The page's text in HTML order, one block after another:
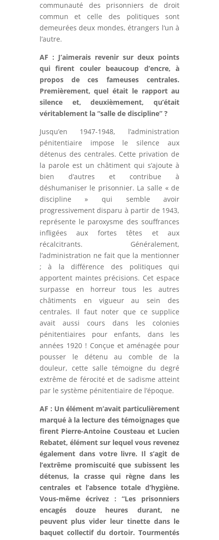
communauté des prisonniers de droit
commun et celle des politiques sont
demeurées deux mondes, étrangers l‘un à
l’autre.
AF : J’aimerais revenir sur deux points
qui firent couler beaucoup d’encre, à
propos de ces fameuses centrales.
Premièrement, quel était le rapport au
silence et, deuxièmement, qu’était
véritablement la “salle de discipline” ?
Jusqu’en 1947-1948, l’administration
pénitentiaire impose le silence aux
détenus des centrales. Cette privation de
la parole est un châtiment qui s’ajoute à
bien d’autres et contribue à
déshumaniser le prisonnier. La salle « de
discipline » qui semble avoir
progressivement disparu à partir de 1943,
représente le paroxysme des souffrances
infligées aux fortes têtes et aux
récalcitrants. Généralement,
l’administration ne fait que la mentionner
; à la différence des politiques qui
apportent maintes précisions. Cet espace
surpasse en horreur tous les autres
châtiments en vigueur au sein des
centrales. Il faut noter que ce supplice
avait aussi cours dans les colonies
pénitentiaires pour enfants, dans les
années 1920 ! Conçue et aménagée pour
pousser le détenu au comble de la
douleur, cette salle témoigne du degré
extrême de férocité et de sadisme atteint
par le système pénitentiaire de l’époque.
AF : Un élément m’avait particulièrement
marqué à la lecture des témoignages que
firent Pierre-Antoine Cousteau et Lucien
Rebatet, élément sur lequel vous revenez
également dans votre livre. Il s’agit de
l’extrême promiscuité que subissent les
détenus, la crasse qui règne dans les
centrales et l’absence totale d’hygiène.
Vous-même écrivez : “Les prisonniers
encagés douze heures durant, ne
peuvent plus vider leur tinette dans le
baquet collectif du dortoir. Tourmentés